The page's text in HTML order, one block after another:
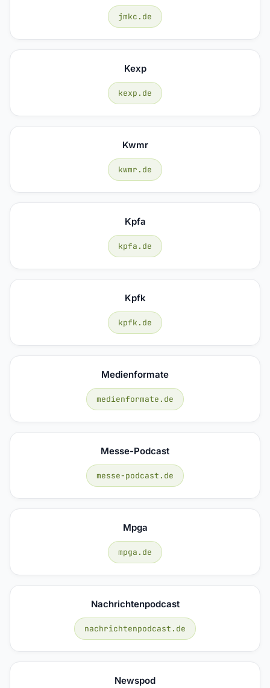
jmkc.de
Kexp
kexp.de
Kwmr
kwmr.de
Kpfa
kpfa.de
Kpfk
kpfk.de
Medienformate
medienformate.de
Messe-Podcast
messe-podcast.de
Mpga
mpga.de
Nachrichtenpodcast
nachrichtenpodcast.de
Newspod